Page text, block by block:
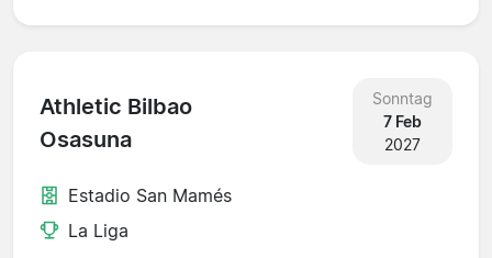
Athletic Bilbao
Osasuna
Sonntag
7 Feb
2027
Estadio San Mamés
La Liga